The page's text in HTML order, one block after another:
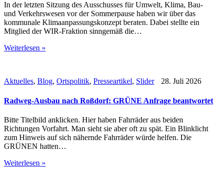
In der letzten Sitzung des Ausschusses für Umwelt, Klima, Bau-
und Verkehrswesen vor der Sommerpause haben wir über das
kommunale Klimaanpassungskonzept beraten. Dabei stellte ein
Mitglied der WIR-Fraktion sinngemäß die…
Weiterlesen »
Aktuelles, Blog, Ortspolitik, Presseartikel, Slider 28. Juli 2026
Radweg-Ausbau nach Roßdorf: GRÜNE Anfrage beantwortet
Bitte Titelbild anklicken. Hier haben Fahrräder aus beiden
Richtungen Vorfahrt. Man sieht sie aber oft zu spät. Ein Blinklicht
zum Hinweis auf sich nähernde Fahrräder würde helfen. Die
GRÜNEN hatten…
Weiterlesen »